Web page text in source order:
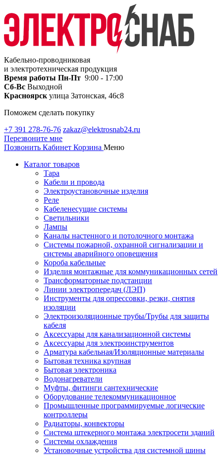
Кабельно-проводниковая
и электротехническая продукция
Время работы Пн-Пт 9:00 - 17:00
Сб-Вс Выходной
Красноярск улица Затонская, 46с8
Поможем сделать покупку
+7 391 278-76-76 zakaz@elektrosnab24.ru
Перезвоните мне
Позвонить Кабинет Корзина Меню
Каталог товаров
Тара
Кабели и провода
Электроустановочные изделия
Реле
Кабеленесущие системы
Светильники
Лампы
Каналы настенного и потолочного монтажа
Системы пожарной, охранной сигнализации и
системы аварийного оповещения
Короба кабельные
Изделия монтажные для коммуникационных сетей
Трансформаторные подстанции
Линии электропередач (ЛЭП)
Инструменты для опрессовки, резки, снятия
изоляции
Электроизоляционные трубы/Трубы для защиты
кабеля
Аксессуары для канализационной системы
Аксессуары для электроинструментов
Арматура кабельная/Изоляционные материалы
Бытовая техника крупная
Бытовая электроника
Водонагреватели
Муфты, фитинги сантехнические
Оборудование телекоммуникационное
Промышленные программируемые логические
контроллеры
Радиаторы, конвекторы
Система штекерного монтажа электросети зданий
Системы охлаждения
Установочные устройства для системной шины